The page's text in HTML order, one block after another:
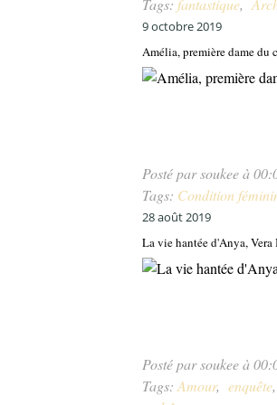
Tags: fantastique,
9 octobre 2019
Amélia, première dame du
Posté par soukee à
Tags: Condition
28 août 2019
La vie hantée d'Anya, Vera
Posté par soukee à
Tags: Amour, enquête,